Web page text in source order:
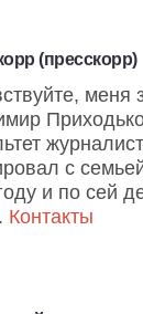
(пресскорр)
меня
с
и по сей
Контакты